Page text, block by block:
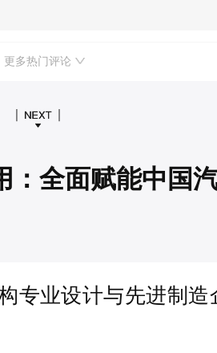
更多热门评论
：全面赋能中国
业设计与先进制造